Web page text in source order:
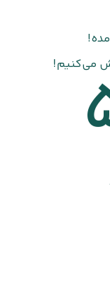
می‌کنیم!